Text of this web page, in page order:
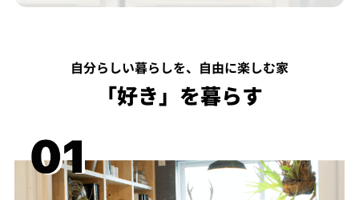
自分らしい暮らしを、自由に楽しむ家
「好き」を暮らす